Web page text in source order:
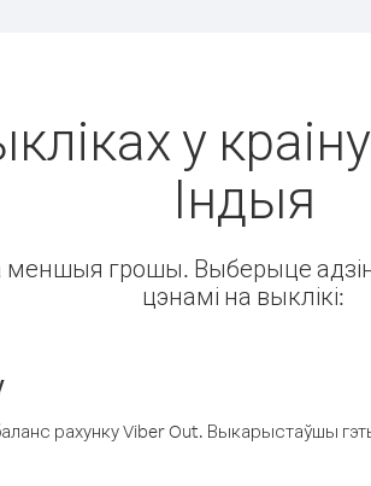
у
Індыя
меншыя грошы. Выберыце адзін
цэнамі на выклікі:
рахунку Viber Out. Выкарыстаўшы